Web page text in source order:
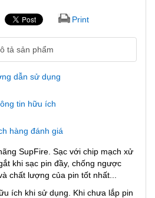
Print
tả sản phẩm
dẫn sử dụng
tin hữu ích
hàng đánh giá
SupFire. Sạc với chip mạch xử
khi sạc pin đầy, chống ngược
chất lượng của pin tốt nhất...
ích khi sử dụng. Khi chưa lắp pin